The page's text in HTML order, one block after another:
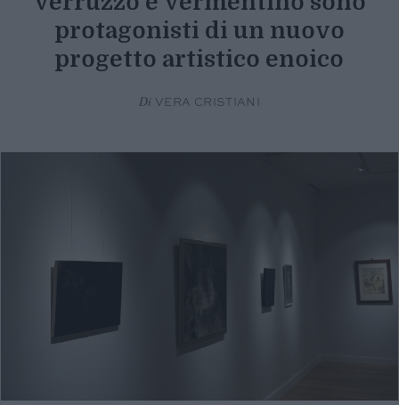
protagonisti di un nuovo
progetto artistico enoico
Di VERA CRISTIANI